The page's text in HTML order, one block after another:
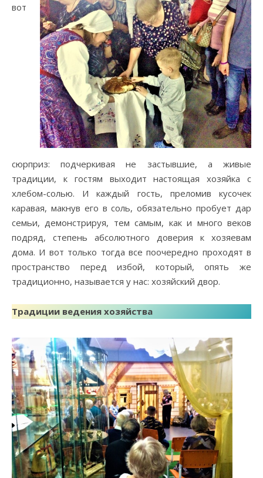
вот
сюрприз: подчеркивая не застывшие, а живые
традиции, к гостям выходит настоящая хозяйка с
хлебом-солью. И каждый гость, преломив кусочек
каравая, макнув его в соль, обязательно пробует дар
семьи, демонстрируя, тем самым, как и много веков
подряд, степень абсолютного доверия к хозяевам
дома. И вот только тогда все поочередно проходят в
пространство перед избой, который, опять же
традиционно, называется у нас: хозяйский двор.
Традиции ведения хозяйства